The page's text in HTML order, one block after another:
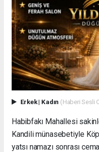
Erkek| Kadın (Haberi Sesli
Habibfakı Mahallesi
Kandili münasebetiyle
yatsı namazı sonrası